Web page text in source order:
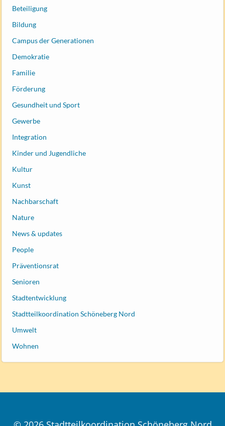
Beteiligung
Bildung
Campus der Generationen
Demokratie
Familie
Förderung
Gesundheit und Sport
Gewerbe
Integration
Kinder und Jugendliche
Kultur
Kunst
Nachbarschaft
Nature
News & updates
People
Präventionsrat
Senioren
Stadtentwicklung
Stadtteilkoordination Schöneberg Nord
Umwelt
Wohnen